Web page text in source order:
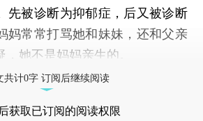
先被诊断为抑郁症，后又被诊断
妈常常打骂她和妹妹，还和父亲
她不是妈妈亲生的。
共计0字 订阅后继续阅读
后获取已订阅的阅读权限